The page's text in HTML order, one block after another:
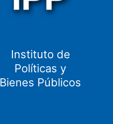
Instituto de
Políticas y
Bienes Públicos